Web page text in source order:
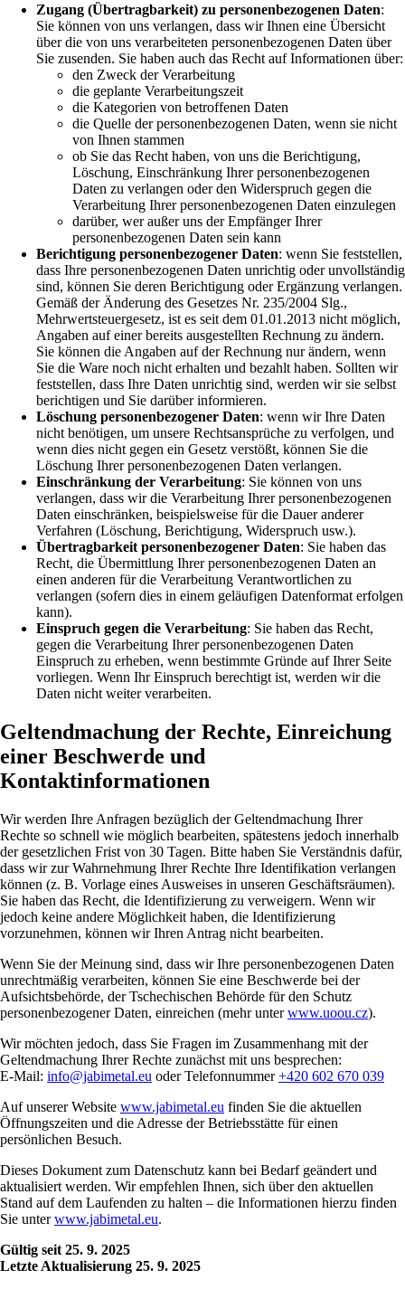
Zugang (Übertragbarkeit) zu personenbezogenen Daten:
Sie können von uns verlangen, dass wir Ihnen eine Übersicht
über die von uns verarbeiteten personenbezogenen Daten über
Sie zusenden. Sie haben auch das Recht auf Informationen über:
den Zweck der Verarbeitung
die geplante Verarbeitungszeit
die Kategorien von betroffenen Daten
die Quelle der personenbezogenen Daten, wenn sie nicht
von Ihnen stammen
ob Sie das Recht haben, von uns die Berichtigung,
Löschung, Einschränkung Ihrer personenbezogenen
Daten zu verlangen oder den Widerspruch gegen die
Verarbeitung Ihrer personenbezogenen Daten einzulegen
darüber, wer außer uns der Empfänger Ihrer
personenbezogenen Daten sein kann
Berichtigung personenbezogener Daten: wenn Sie feststellen,
dass Ihre personenbezogenen Daten unrichtig oder unvollständig
sind, können Sie deren Berichtigung oder Ergänzung verlangen.
Gemäß der Änderung des Gesetzes Nr. 235/2004 Slg.,
Mehrwertsteuergesetz, ist es seit dem 01.01.2013 nicht möglich,
Angaben auf einer bereits ausgestellten Rechnung zu ändern.
Sie können die Angaben auf der Rechnung nur ändern, wenn
Sie die Ware noch nicht erhalten und bezahlt haben. Sollten wir
feststellen, dass Ihre Daten unrichtig sind, werden wir sie selbst
berichtigen und Sie darüber informieren.
Löschung personenbezogener Daten: wenn wir Ihre Daten
nicht benötigen, um unsere Rechtsansprüche zu verfolgen, und
wenn dies nicht gegen ein Gesetz verstößt, können Sie die
Löschung Ihrer personenbezogenen Daten verlangen.
Einschränkung der Verarbeitung: Sie können von uns
verlangen, dass wir die Verarbeitung Ihrer personenbezogenen
Daten einschränken, beispielsweise für die Dauer anderer
Verfahren (Löschung, Berichtigung, Widerspruch usw.).
Übertragbarkeit personenbezogener Daten: Sie haben das
Recht, die Übermittlung Ihrer personenbezogenen Daten an
einen anderen für die Verarbeitung Verantwortlichen zu
verlangen (sofern dies in einem geläufigen Datenformat erfolgen
kann).
Einspruch gegen die Verarbeitung: Sie haben das Recht,
gegen die Verarbeitung Ihrer personenbezogenen Daten
Einspruch zu erheben, wenn bestimmte Gründe auf Ihrer Seite
vorliegen. Wenn Ihr Einspruch berechtigt ist, werden wir die
Daten nicht weiter verarbeiten.
Geltendmachung der Rechte, Einreichung
einer Beschwerde und
Kontaktinformationen
Wir werden Ihre Anfragen bezüglich der Geltendmachung Ihrer
Rechte so schnell wie möglich bearbeiten, spätestens jedoch innerhalb
der gesetzlichen Frist von 30 Tagen. Bitte haben Sie Verständnis dafür,
dass wir zur Wahrnehmung Ihrer Rechte Ihre Identifikation verlangen
können (z. B. Vorlage eines Ausweises in unseren Geschäftsräumen).
Sie haben das Recht, die Identifizierung zu verweigern. Wenn wir
jedoch keine andere Möglichkeit haben, die Identifizierung
vorzunehmen, können wir Ihren Antrag nicht bearbeiten.
Wenn Sie der Meinung sind, dass wir Ihre personenbezogenen Daten
unrechtmäßig verarbeiten, können Sie eine Beschwerde bei der
Aufsichtsbehörde, der Tschechischen Behörde für den Schutz
personenbezogener Daten, einreichen (mehr unterwww.uoou.cz).
Wir möchten jedoch, dass Sie Fragen im Zusammenhang mit der
Geltendmachung Ihrer Rechte zunächst mit uns besprechen:
E-Mail: info@jabimetal.eu oder Telefonnummer+420 602 670 039
Auf unserer Website www.jabimetal.eu finden Sie die aktuellen
Öffnungszeiten und die Adresse der Betriebsstätte für einen
persönlichen Besuch.
Dieses Dokument zum Datenschutz kann bei Bedarf geändert und
aktualisiert werden. Wir empfehlen Ihnen, sich über den aktuellen
Stand auf dem Laufenden zu halten – die Informationen hierzu finden
Sie unterwww.jabimetal.eu.
Gültig seit 25. 9. 2025
Letzte Aktualisierung 25. 9. 2025